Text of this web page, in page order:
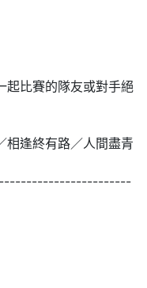
起比賽的隊友或對手絕
相逢終有路／人間盡青